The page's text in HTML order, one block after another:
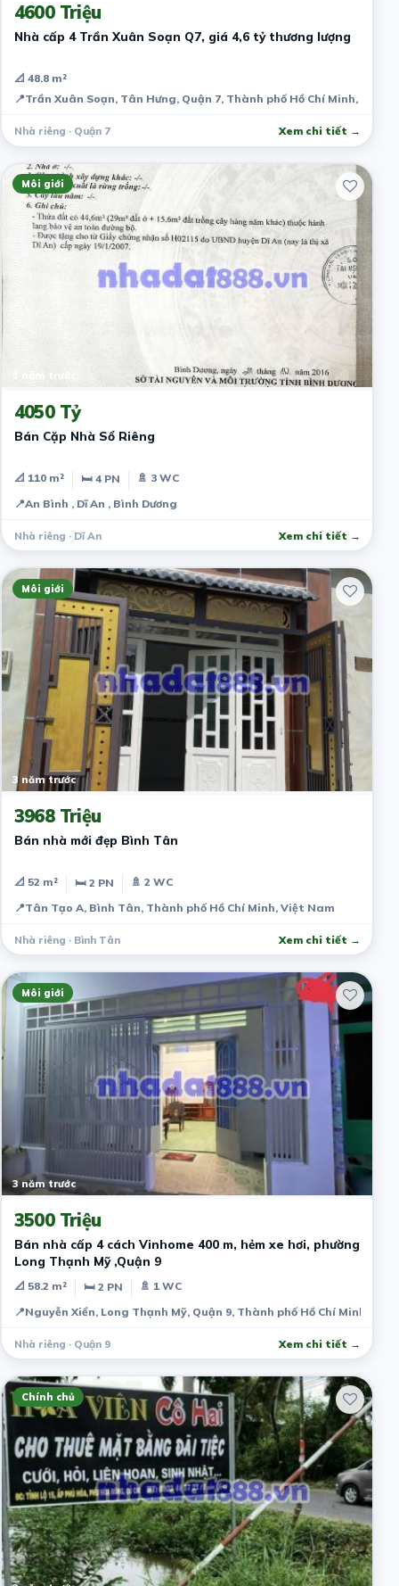
4600 Triệu
Nhà cấp 4 Trần Xuân Soạn Q7, giá 4,6 tỷ thương lượng
📐 48.8 m²
📍Trần Xuân Soạn, Tân Hưng, Quận 7, Thành phố Hồ Chí Minh, Việt
Nhà riêng · Quận 7 Xem chi tiết →
Môi giới
1 năm trước
4050 Tỷ
Bán Cặp Nhà Sổ Riêng
📐 110 m² 🛏 4 PN
🚿 3 WC
📍An Bình , Dĩ An , Bình Dương
Nhà riêng · Dĩ An Xem chi tiết →
Môi giới
3 năm trước
3968 Triệu
Bán nhà mới đẹp Bình Tân
📐 52 m² 🛏 2 PN
🚿 2 WC
📍Tân Tạo A, Bình Tân, Thành phố Hồ Chí Minh, Việt Nam
Nhà riêng · Bình Tân Xem chi tiết →
Môi giới
3 năm trước
3500 Triệu
Bán nhà cấp 4 cách Vinhome 400 m, hẻm xe hơi, phường
Long Thạnh Mỹ ,Quận 9
📐 58.2 m² 🛏 2 PN
🚿 1 WC
📍Nguyễn Xiển, Long Thạnh Mỹ, Quận 9, Thành phố Hồ Chí Minh, Việt
Nhà riêng · Quận 9 Xem chi tiết →
Chính chủ